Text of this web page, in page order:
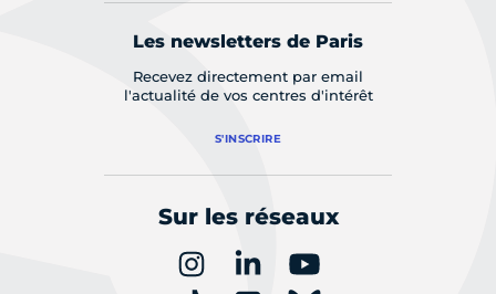
Les newsletters de Paris
Recevez directement par email
l'actualité de vos centres d'intérêt
S'INSCRIRE
Sur les réseaux